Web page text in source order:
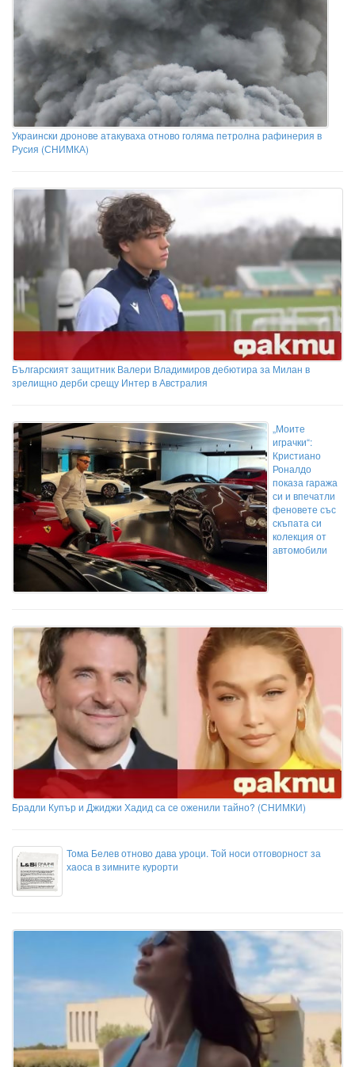
Украински дронове атакуваха отново голяма петролна рафинерия в
Русия (СНИМКА)
Българският защитник Валери Владимиров дебютира за Милан в
зрелищно дерби срещу Интер в Австралия
„Моите
играчки“:
Кристиано
Роналдо
показа гаража
си и впечатли
феновете със
скъпата си
колекция от
автомобили
Брадли Купър и Джиджи Хадид са се оженили тайно? (СНИМКИ)
Тома Белев отново дава уроци. Той носи отговорност за
хаоса в зимните курорти